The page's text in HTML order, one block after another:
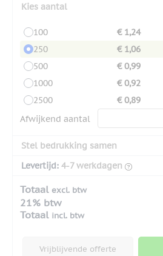
Kies aantal
100
€ 1,24
250
€ 1,06
500
€ 0,99
1000
€ 0,92
2500
€ 0,89
Afwijkend aantal
Stel bedrukking samen
Levertijd: 4-7 werkdagen
Totaal excl. btw
21% btw
Totaal incl. btw
Vrijblijvende offerte